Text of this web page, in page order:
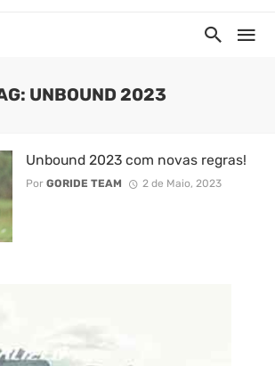
UNBOUND 2023
Unbound 2023 com novas regras!
Por GORIDE TEAM 2 de Maio, 2023